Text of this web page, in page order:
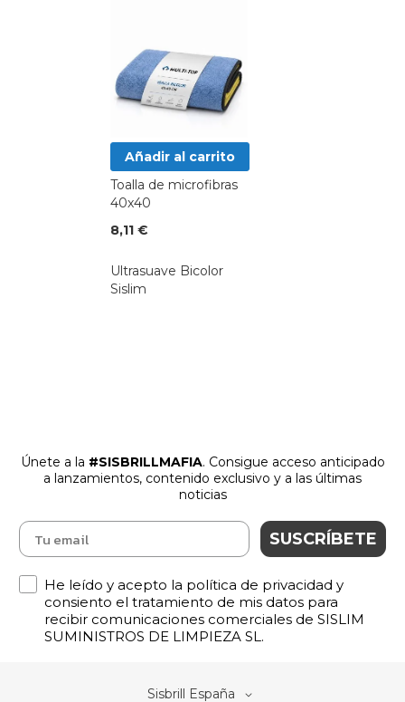
Añadir al carrito
Toalla de microfibras
40x40
8,11 €
Ultrasuave Bicolor
Sislim
Únete a la #SISBRILLMAFIA. Consigue acceso anticipado
a lanzamientos, contenido exclusivo y a las últimas
noticias
SUSCRÍBETE
Política de Privacidad
He leído y acepto la política de privacidad y
consiento el tratamiento de mis datos para
recibir comunicaciones comerciales de SISLIM
SUMINISTROS DE LIMPIEZA SL.
Select
Sisbrill España